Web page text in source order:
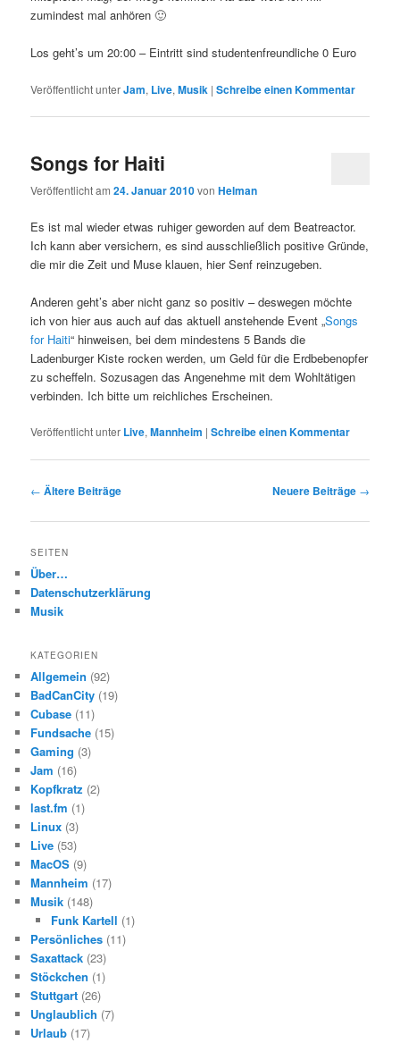
zumindest mal anhören 🙂
Los geht’s um 20:00 – Eintritt sind studentenfreundliche 0 Euro
Veröffentlicht unterJam, Live,Musik |Schreibe einen Kommentar
Songs for Haiti
Veröffentlicht am24. Januar 2010vonHelman
Es ist mal wieder etwas ruhiger geworden auf dem Beatreactor.
Ich kann aber versichern, es sind ausschließlich positive Gründe,
die mir die Zeit und Muse klauen, hier Senf reinzugeben.
Anderen geht’s aber nicht ganz so positiv – deswegen möchte
ich von hier aus auch auf das aktuell anstehende Event „Songs
for Haiti“ hinweisen, bei dem mindestens 5 Bands die
Ladenburger Kiste rocken werden, um Geld für die Erdbebenopfer
zu scheffeln. Sozusagen das Angenehme mit dem Wohltätigen
verbinden. Ich bitte um reichliches Erscheinen.
Veröffentlicht unter Live,Mannheim |Schreibe einen Kommentar
Beitragsnavigation
← Ältere Beiträge Neuere Beiträge →
SEITEN
Über…
Datenschutzerklärung
Musik
KATEGORIEN
Allgemein (92)
BadCanCity (19)
Cubase (11)
Fundsache (15)
Gaming (3)
Jam (16)
Kopfkratz (2)
last.fm (1)
Linux (3)
Live (53)
MacOS (9)
Mannheim (17)
Musik (148)
Funk Kartell (1)
Persönliches (11)
Saxattack (23)
Stöckchen (1)
Stuttgart (26)
Unglaublich (7)
Urlaub (17)